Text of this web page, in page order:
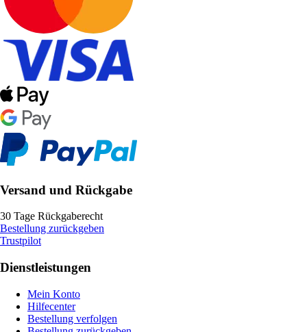
Versand und Rückgabe
30 Tage Rückgaberecht
Bestellung zurückgeben
Trustpilot
Dienstleistungen
Mein Konto
Hilfecenter
Bestellung verfolgen